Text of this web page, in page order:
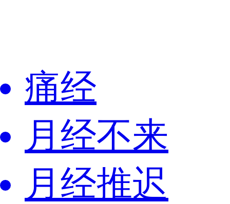
痛经
月经不来
月经推迟